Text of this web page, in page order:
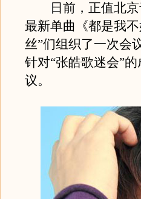
日前，正值北京
最新单曲《都是我
丝”们组织了一次会
针对“张皓歌迷会”
议。